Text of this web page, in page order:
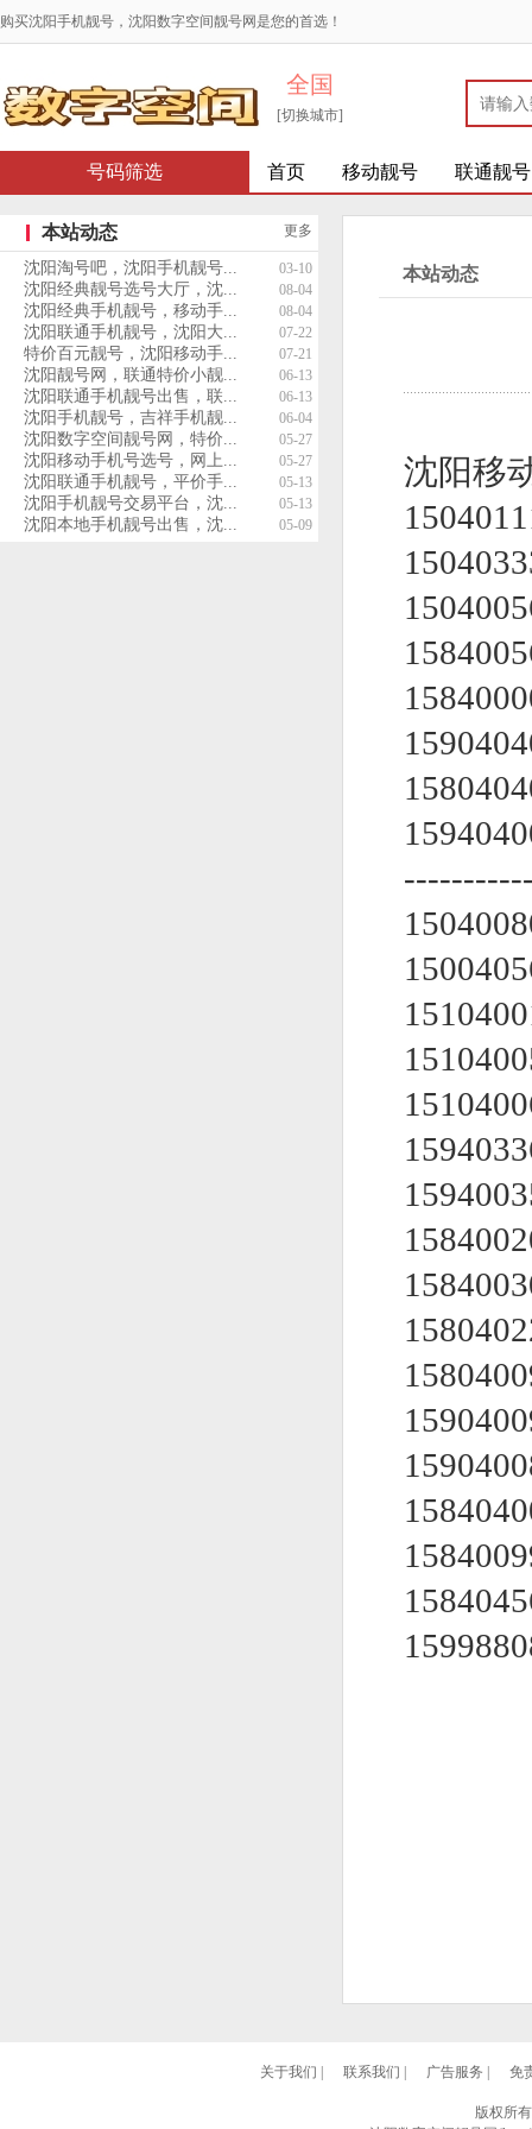
购买沈阳手机靓号，沈阳数字空间靓号网是您的首选！
全国
[切换城市]
号码筛选 首页 移动靓号 联通靓号
本站动态 更多
沈阳淘号吧，沈阳手机靓号... 03-10
沈阳经典靓号选号大厅，沈... 08-04
沈阳经典手机靓号，移动手... 08-04
沈阳联通手机靓号，沈阳大... 07-22
特价百元靓号，沈阳移动手... 07-21
沈阳靓号网，联通特价小靓... 06-13
沈阳联通手机靓号出售，联... 06-13
沈阳手机靓号，吉祥手机靓... 06-04
沈阳数字空间靓号网，特价... 05-27
沈阳移动手机号选号，网上... 05-27
沈阳联通手机靓号，平价手... 05-13
沈阳手机靓号交易平台，沈... 05-13
沈阳本地手机靓号出售，沈... 05-09
本站动态
沈阳移
关于我们 联系我们 广告服务 免
版权所